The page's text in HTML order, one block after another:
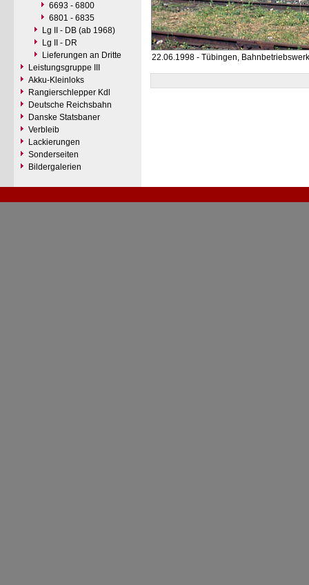
6693 - 6800
6801 - 6835
Lg II - DB (ab 1968)
Lg II - DR
Lieferungen an Dritte
Leistungsgruppe III
Akku-Kleinloks
Rangierschlepper Kdl
Deutsche Reichsbahn
Danske Statsbaner
Verbleib
Lackierungen
Sonderseiten
Bildergalerien
22.06.1998 - Tübingen, Bahnbetriebswerk